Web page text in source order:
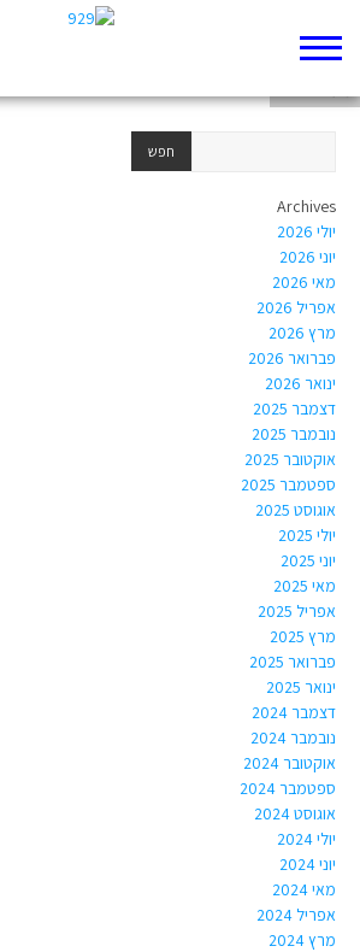
Archives
יולי 2026
יוני 2026
מאי 2026
אפריל 2026
מרץ 2026
פברואר 2026
ינואר 2026
דצמבר 2025
נובמבר 2025
אוקטובר 2025
ספטמבר 2025
אוגוסט 2025
יולי 2025
יוני 2025
מאי 2025
אפריל 2025
מרץ 2025
פברואר 2025
ינואר 2025
דצמבר 2024
נובמבר 2024
אוקטובר 2024
ספטמבר 2024
אוגוסט 2024
יולי 2024
יוני 2024
מאי 2024
אפריל 2024
מרץ 2024